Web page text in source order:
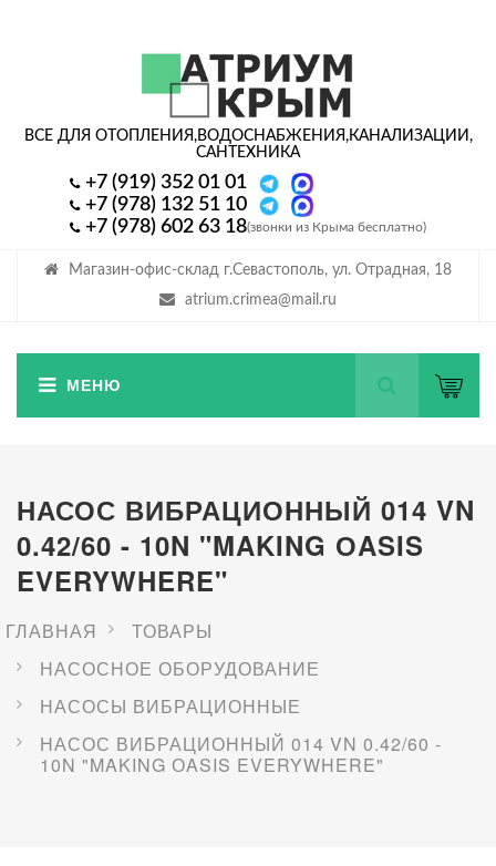
Магазин-офис-склад г.Севастополь, ул. Отрадная, 18
atrium.crimea@mail.ru
ВСЕ ДЛЯ ОТОПЛЕНИЯ,ВОДОСНАБЖЕНИЯ,КАНАЛИЗАЦИИ,
САНТЕХНИКА
+7 (919) 352 01 01
+7 (978) 132 51 10
+7 (978) 602 63 18(звонки из Крыма бесплатно)
НАСОС ВИБРАЦИОННЫЙ 014 VN
0.42/60 - 10N "MAKING ОASIS
EVERYWHERE"
ГЛАВНАЯ
ТОВАРЫ
НАСОСНОЕ ОБОРУДОВАНИЕ
НАСОСЫ ВИБРАЦИОННЫЕ
НАСОС ВИБРАЦИОННЫЙ 014 VN 0.42/60 -
10N "MAKING ОASIS EVERYWHERE"